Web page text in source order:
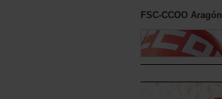
FSC-CCOO Aragón